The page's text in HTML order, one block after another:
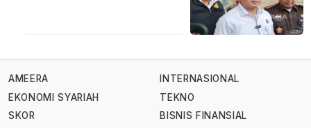
AMEERA
EKONOMI SYARIAH
SKOR
INTERNASIONAL
TEKNO
BISNIS FINANSIAL